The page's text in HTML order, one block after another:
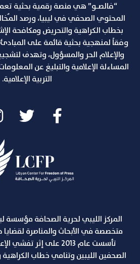
“فالصـو” هي منصة رقمية بحثية
المحتوي الصحفي في ليبيا، ورصد
بخطاب الكراهية والتحريض ومكافحة
وفقاً لمنهجية بحثية قائمة على المبادئ
والإعلام الحر والمسؤول، وتهدف
المساءلة الإعلامية والتبليغ عن
التربية الإعلامية.
المركز الليبي لحرية الصحافة مؤسسة
متخصصة في الأبحاث والمناصرة لقضايا
تأسست عام 2013 على إثر
الصحفين الليبين وتنامي خطاب الكراهية